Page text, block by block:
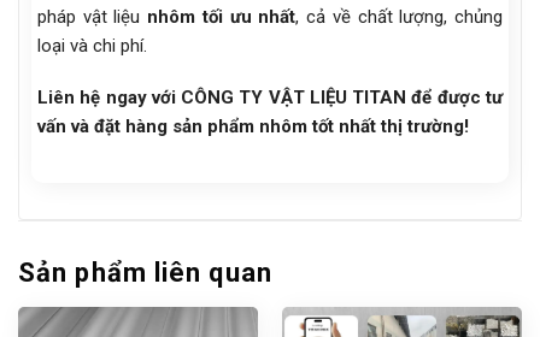
pháp vật liệu nhôm tối ưu nhất, cả về chất lượng, chủng
loại và chi phí.
Liên hệ ngay với CÔNG TY VẬT LIỆU TITAN để được tư
vấn và đặt hàng sản phẩm nhôm tốt nhất thị trường!
Sản phẩm liên quan